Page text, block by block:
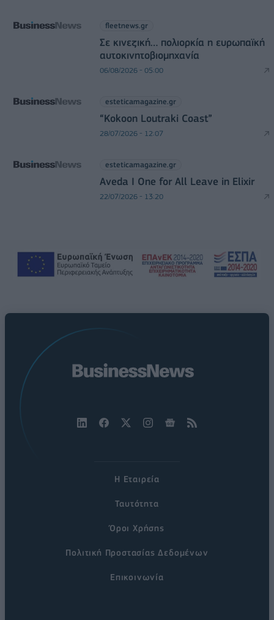
fleetnews.gr
Σε κινεζική… πολιορκία η ευρωπαϊκή
αυτοκινητοβιομηχανία
06/08/2026 - 05:00
esteticamagazine.gr
“Kokoon Loutraki Coast”
28/07/2026 - 12:07
esteticamagazine.gr
Aveda I One for All Leave in Elixir
22/07/2026 - 13:20
Η Εταιρεία
Ταυτότητα
Όροι Χρήσης
Πολιτική Προστασίας Δεδομένων
Επικοινωνία